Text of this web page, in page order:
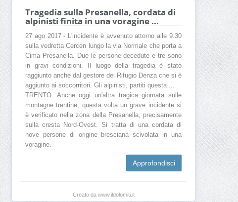
Tragedia sulla Presanella, cordata di
alpinisti finita in una voragine ...
27 ago 2017 - L'incidente è avvenuto attorno alle 9.30
sulla vedretta Cercen lungo la via Normale che porta a
Cima Presanella. Due le persone decedute e tre sono
in gravi condizioni. Il luogo della tragedia è stato
raggiunto anche dal gestore del Rifugio Denza che si è
aggiunto ai soccorritori. Gli alpinisti, partiti questa ...
TRENTO. Anche oggi un'altra tragica giornata sulle
montagne trentine, questa volta un grave incidente si
è verificato nella zona della Presanella, precisamente
sulla cresta Nord-Ovest. Si tratta di una cordata di
nove persone di origine bresciana scivolata in una
voragine.
Approfondisci
Creato da www.ildolomiti.it